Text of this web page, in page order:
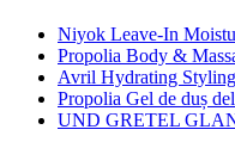
Niyok Leave-In
Propolia Body &
Avril Hydrating
Propolia Gel de duș
UND GRETEL